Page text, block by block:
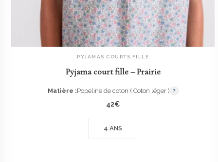
AJOUTER AU PANIER
PYJAMAS COURTS FILLE
Pyjama court fille – Prairie
Matière :Popeline de coton ( Coton léger ) ?
42€
4 ANS